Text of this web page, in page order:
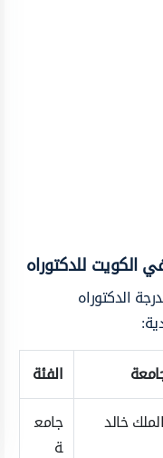
الكويت للدكتوراه
الدكتوراه
الفئة
خالد
جامع
ة